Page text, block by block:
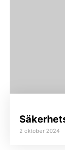
2 oktober 2024